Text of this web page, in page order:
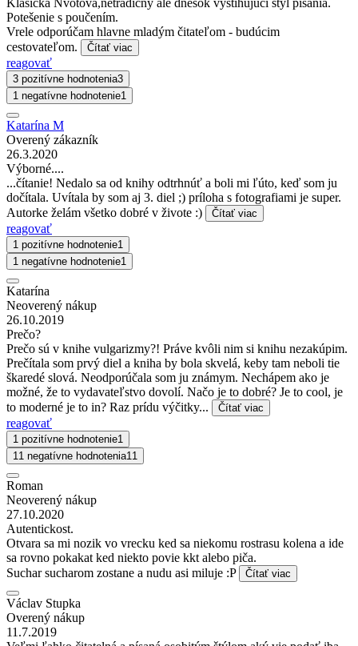
Klasická Nvotová,netradičný ale dnešok vystihujúci štýl písania.
Potešenie s poučením.
Vrele odporúčam hlavne mladým čitateľom - budúcim
cestovateľom.
Čítať viac
reagovať
3 pozitívne hodnotenia3
1 negatívne hodnotenie1
Katarína M
Overený zákazník
26.3.2020
Výborné....
...čítanie! Nedalo sa od knihy odtrhnúť a boli mi ľúto, keď som ju
dočítala. Uvítala by som aj 3. diel ;) príloha s fotografiami je super.
Autorke želám všetko dobré v živote :)
Čítať viac
reagovať
1 pozitívne hodnotenie1
1 negatívne hodnotenie1
Katarína
Neoverený nákup
26.10.2019
Prečo?
Prečo sú v knihe vulgarizmy?! Práve kvôli nim si knihu nezakúpim.
Prečítala som prvý diel a kniha by bola skvelá, keby tam neboli tie
škaredé slová. Neodporúčala som ju známym. Nechápem ako je
možné, že to vydavateľstvo dovolí. Načo je to dobré? Je to cool, je
to moderné je to in? Raz prídu výčitky...
Čítať viac
reagovať
1 pozitívne hodnotenie1
11 negatívne hodnotenia11
Roman
Neoverený nákup
27.10.2020
Autentickost.
Otvara sa mi nozik vo vrecku ked sa niekomu rostrasu kolena a ide
sa rovno pokakat ked niekto povie kkt alebo piča.
Suchar sucharom zostane a nudu asi miluje :P
Čítať viac
Václav Stupka
Overený nákup
11.7.2019